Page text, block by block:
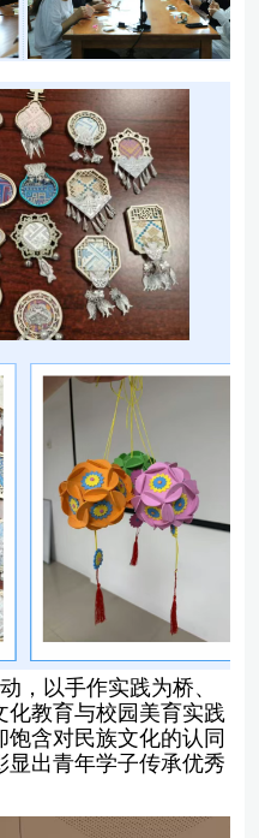
，以手作实践为桥、
化教育与校园美育实践
含对民族文化的认同
出青年学子传承优秀